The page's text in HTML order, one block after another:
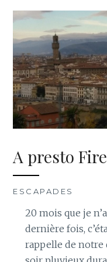
A presto
ESCAPADES
20 mois que je
dernière fois,
rappelle de notre